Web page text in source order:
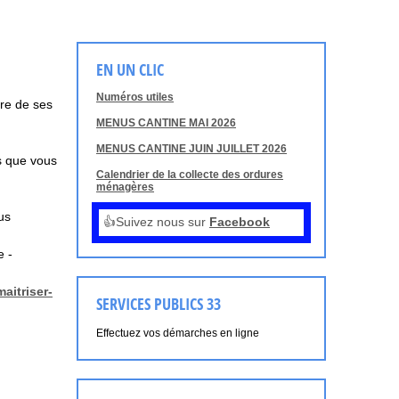
de ses
que vous
-
EN UN CLIC
Numéros utiles
MENUS CANTINE MAI 2026
MENUS CANTINE JUIN JUILLET 2026
Calendrier de la collecte des ordures
ménagères
👍Suivez nous sur Facebook
SERVICES PUBLICS 33
Effectuez vos démarches en ligne